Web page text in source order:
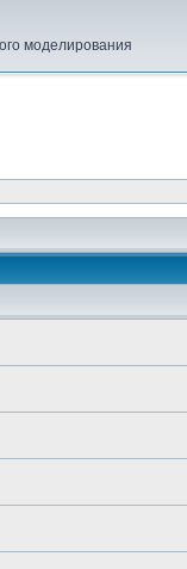
моделирования